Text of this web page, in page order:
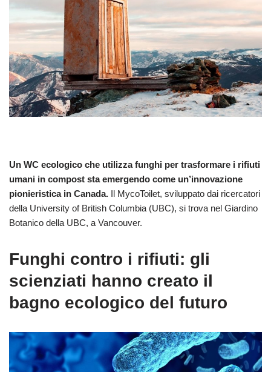
Un WC ecologico che utilizza funghi per trasformare i rifiuti
umani in compost sta emergendo come un’innovazione
pionieristica in Canada. Il MycoToilet, sviluppato dai ricercatori
della University of British Columbia (UBC), si trova nel Giardino
Botanico della UBC, a Vancouver.
Funghi contro i rifiuti: gli
scienziati hanno creato il
bagno ecologico del futuro